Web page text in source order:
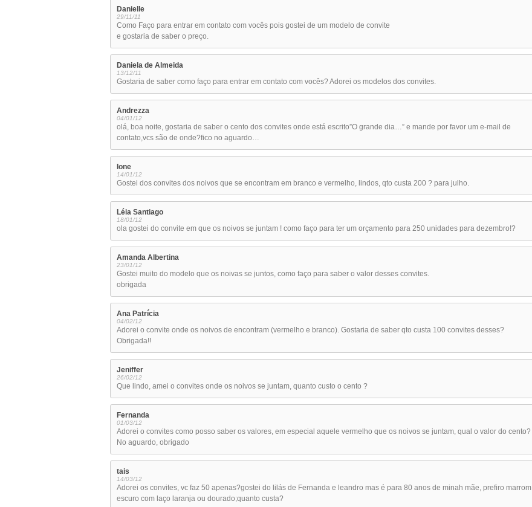
Danielle
29/11/11
Como Faço para entrar em contato com vocês pois gostei de um modelo de convite
e gostaria de saber o preço.
Daniela de Almeida
13/12/11
Gostaria de saber como faço para entrar em contato com vocês? Adorei os modelos dos convites.
Andrezza
04/01/12
olá, boa noite, gostaria de saber o cento dos convites onde está escrito”O grande dia…” e mande por favor um e-mail de
contato,vcs são de onde?fico no aguardo…
Ione
14/01/12
Gostei dos convites dos noivos que se encontram em branco e vermelho, lindos, qto custa 200 ? para julho.
Léia Santiago
18/01/12
ola gostei do convite em que os noivos se juntam ! como faço para ter um orçamento para 250 unidades para dezembro!?
Amanda Albertina
23/01/12
Gostei muito do modelo que os noivas se juntos, como faço para saber o valor desses convites.
obrigada
Ana Patrícia
04/02/12
Adorei o convite onde os noivos de encontram (vermelho e branco). Gostaria de saber qto custa 100 convites desses?
Obrigada!!
Jeniffer
26/02/12
Que lindo, amei o convites onde os noivos se juntam, quanto custo o cento ?
Fernanda
01/03/12
Adorei o convites como posso saber os valores, em especial aquele vermelho que os noivos se juntam, qual o valor do cento?
No aguardo, obrigado
tais
14/03/12
Adorei os convites, vc faz 50 apenas?gostei do lilás de Fernanda e leandro mas é para 80 anos de minah mãe, prefiro marrom
escuro com laço laranja ou dourado;quanto custa?